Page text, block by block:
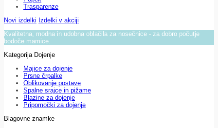
Trasparenze
Novi izdelki Izdelki v akciji
Kvalitetna, modna in udobna oblačila za nosečnice - za dobro počutje
bodoče mamice.
Kategorija Dojenje
Majice za dojenje
Prsne črpalke
Oblikovanje postave
Spalne srajce in pižame
Blazine za dojenje
Pripomočki za dojenje
Blagovne znamke